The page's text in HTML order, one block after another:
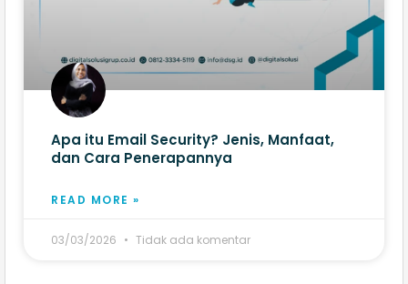
Apa itu Email Security? Jenis, Manfaat,
dan Cara Penerapannya
READ MORE »
03/03/2026 Tidak ada komentar